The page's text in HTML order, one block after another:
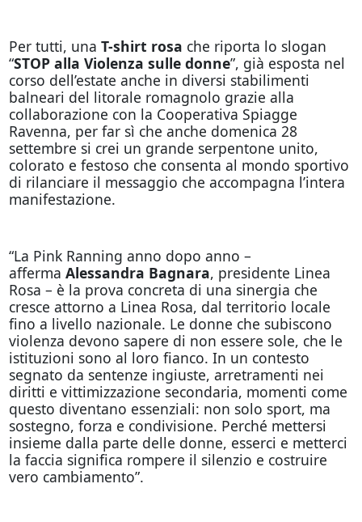
Per tutti, una T-shirt rosa che riporta lo slogan
“STOP alla Violenza sulle donne”, già esposta nel
corso dell’estate anche in diversi stabilimenti
balneari del litorale romagnolo grazie alla
collaborazione con la Cooperativa Spiagge
Ravenna, per far sì che anche domenica 28
settembre si crei un grande serpentone unito,
colorato e festoso che consenta al mondo sportivo
di rilanciare il messaggio che accompagna l’intera
manifestazione.
“La Pink Ranning anno dopo anno –
afferma Alessandra Bagnara, presidente Linea
Rosa – è la prova concreta di una sinergia che
cresce attorno a Linea Rosa, dal territorio locale
fino a livello nazionale. Le donne che subiscono
violenza devono sapere di non essere sole, che le
istituzioni sono al loro fianco. In un contesto
segnato da sentenze ingiuste, arretramenti nei
diritti e vittimizzazione secondaria, momenti come
questo diventano essenziali: non solo sport, ma
sostegno, forza e condivisione. Perché mettersi
insieme dalla parte delle donne, esserci e metterci
la faccia significa rompere il silenzio e costruire
vero cambiamento”.